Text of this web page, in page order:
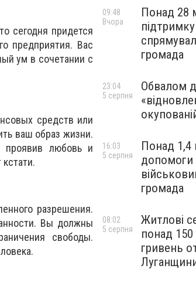
сегодня придется
предприятия. Вас
ум в сочетании с
средств или
ваш образ жизни.
проявив любовь и
разрешения.
Вы должны
свободы.
Понад 28
громада
09:48
Вчора
Обвалом
23:04
5 серпня
Понад 1,4
допомоги
громада
16:03
5 серпня
Житлові
понад 150
гривень
08:02
5 серпня